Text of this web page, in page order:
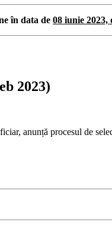
în data de 08 iunie 2023,
2023)
anunță procesul de